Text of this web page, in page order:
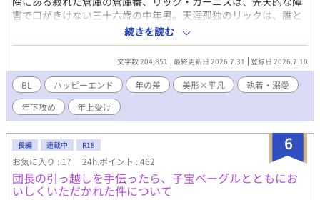
害で口がきけない三十六歳の中年男。天涯孤独のリックは、誰と
も関わらずにひっそりと自分の人生が朽ちていくのを待ってい
た。 そんなリックが勤務する倉庫に、魔法省に勤務する二十一歳
の魔法事務次官、ジュスト・デュランテが通い詰めている。ジュ
ストは史上最年少で魔法事務次官にまでなった天才魔法使いで、
見目麗しい貴族の次男坊で礼儀正しいのだが、少々強引なところ
があった。 ジュストはあの手この手でリックを口説き落とそうと
しているのだが、ひねくれたリックはそれを嫌がらせだと思い込
んでいて……。 ※性描写のあるページには＊をつけています。 ※
攻めの愛し方がわりと理不尽です。受けが可哀想に感じることが
あるかもしれません。悲壮感はないつもりですが、苦手な方はご
注意ください。 ※受けは途中から不感症ではなくなります。 ※ド
ラゴンが好きな方にとって、不快になる描写があります。
続きを読む
文字数 204,851 最終更新日 2026.7.31 登録日 2026.7.10
BL ハッピーエンド 年の差 美形×平凡
執着・溺愛
年下攻め
年上受け
6
長編 連載中 R18
お気に入り : 17 24h.ポイント : 462
団長の引っ越しを手伝ったら、子宝ベーグルとともにお
いしくいただかれた件について